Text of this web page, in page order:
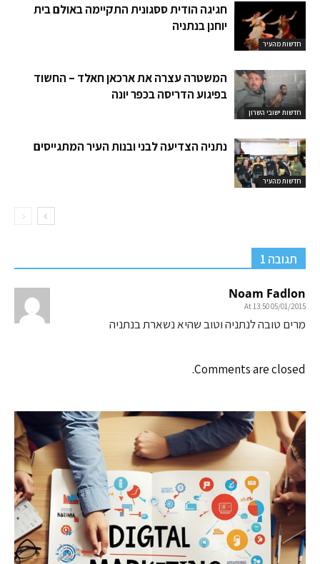
חדשות מהעיר
חגיגה הודית ססגונית התקיימה באולם בית
יוחנן בנתניה
חדשות ישובי השרון
המשטרה עצרה את ארכאן חאלד – החשוד
בפיגוע הדריסה בכפר יונה
חדשות מהעיר
נתניה הצדיעה לבני ובנות העיר המתגייסים
תגובה 1
Noam Fadlon
05/01/2015 At 13:50
מרים טובה לנתניה וטוב שהיא נשארת בנתניה
Comments are closed.